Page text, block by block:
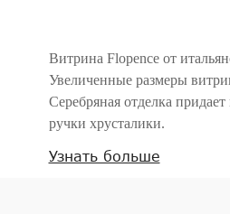
Витрина Flopence от
Увеличенные размеры
Серебряная отделка
ручки хрусталики.
Отделка серебряное
Узнать больше